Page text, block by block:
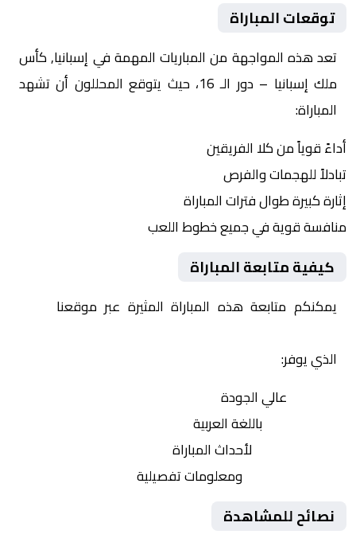
توقعات المباراة
تعد هذه المواجهة من المباريات المهمة في إسبانيا, كأس
ملك إسبانيا – دور الـ 16، حيث يتوقع المحللون أن تشهد
المباراة:
أداءً قوياً من كلا الفريقين
تبادلاً للهجمات والفرص
إثارة كبيرة طوال فترات المباراة
منافسة قوية في جميع خطوط اللعب
كيفية متابعة المباراة
يمكنكم متابعة هذه المباراة المثيرة عبر موقعنا
الذي يوفر:
عالي الجودة
باللغة العربية
لأحداث المباراة
ومعلومات تفصيلية
نصائح للمشاهدة